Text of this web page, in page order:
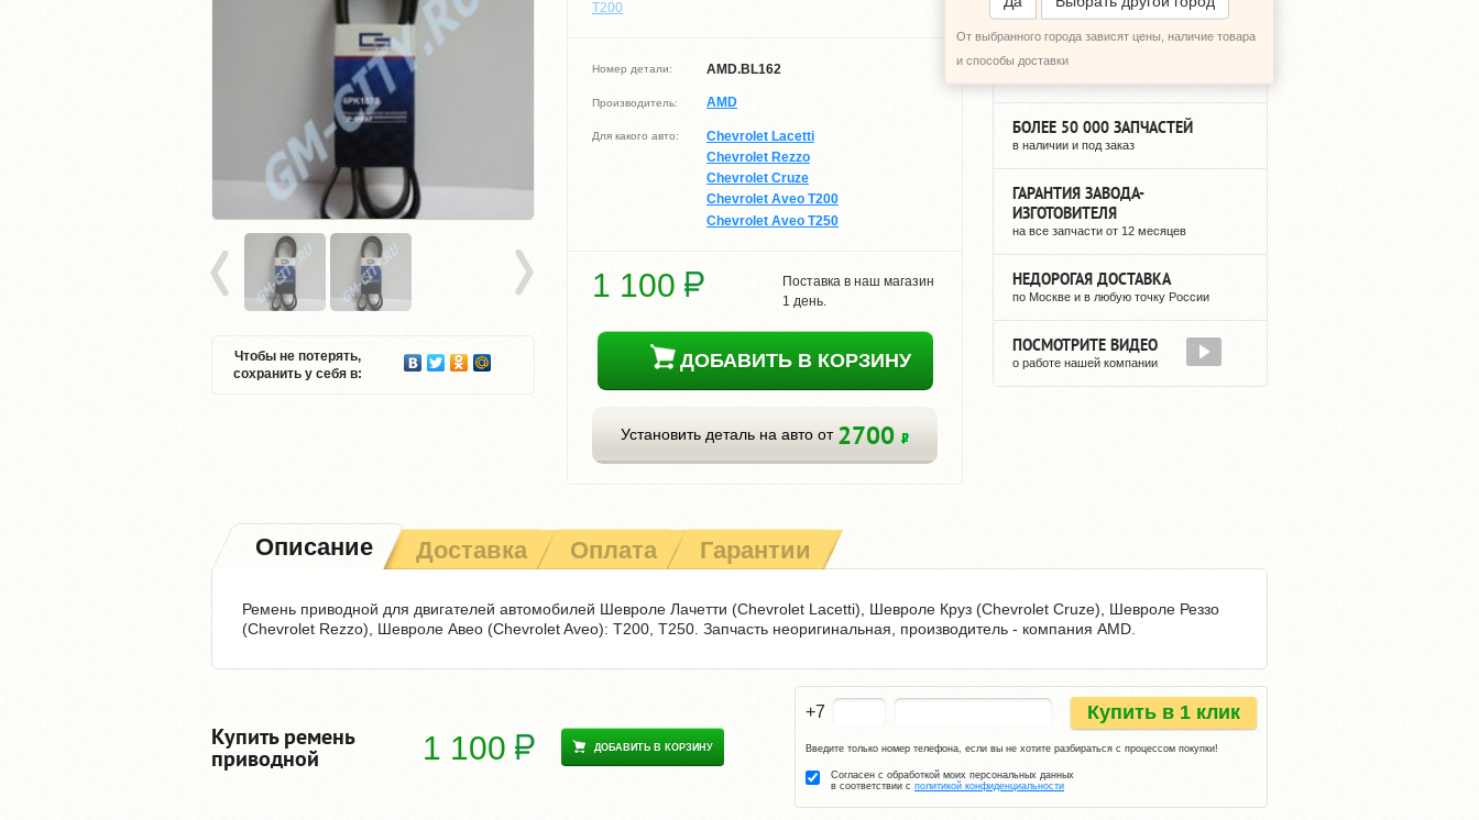
T200
Чтобы не потерять,
сохранить у себя в:
Номер детали: AMD.BL162
Производитель: AMD
Для какого авто:
Chevrolet Lacetti
Chevrolet Rezzo
Chevrolet Cruze
Chevrolet Aveo T200
Chevrolet Aveo T250
1 100
Поставка в наш магазин
1 день.
ДОБАВИТЬ В КОРЗИНУ
Установить деталь на авто от 2700
От выбранного города зависят цены, наличие товара
и способы доставки12 ЛЕТ НА РЫНКЕ
БОЛЕЕ 50 000 ЗАПЧАСТЕЙ
в наличии и под заказ
ГАРАНТИЯ ЗАВОДА-
ИЗГОТОВИТЕЛЯ
на все запчасти от 12 месяцев
НЕДОРОГАЯ ДОСТАВКА
по Москве и в любую точку России
ПОСМОТРИТЕ ВИДЕО
о работе нашей компании
Описание Доставка Оплата Гарантии
Ремень приводной для двигателей автомобилей Шевроле Лачетти (Chevrolet Lacetti), Шевроле Круз (Chevrolet Cruze), Шевроле Реззо
(Chevrolet Rezzo), Шевроле Авео (Chevrolet Aveo): T200, T250. Запчасть неоригинальная, производитель - компания AMD.
Купить ремень
приводной 1 100 ДОБАВИТЬ В КОРЗИНУ
+7 Купить в 1 клик
Введите только номер телефона, если вы не хотите разбираться с процессом покупки!
Согласен с обработкой моих персональных данных
в соответствии с политикой конфиденциальности